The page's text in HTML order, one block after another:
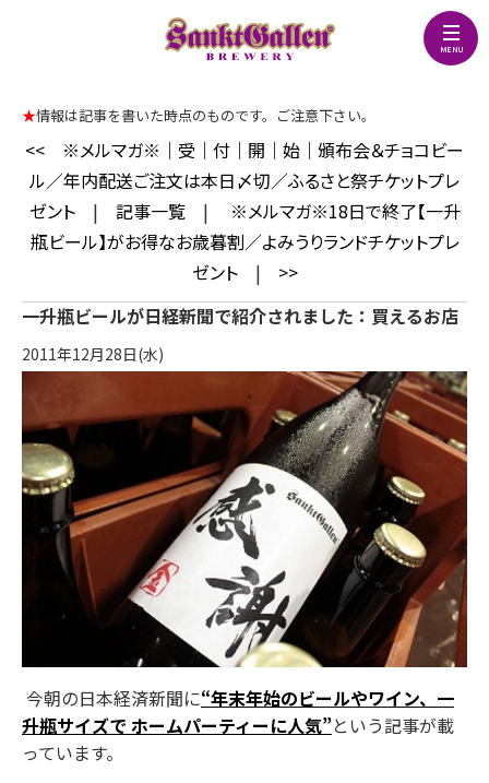
★情報は記事を書いた時点のものです。ご注意下さい。
<<
※メルマガ※｜受｜付｜開｜始｜頒布会＆チョコビー
ル／年内配送ご注文は本日〆切／ふるさと祭チケットプレ
ゼント| 記事一覧|
※メルマガ※18日で終了【一升
瓶ビール】がお得なお歳暮割／よみうりランドチケットプレ
ゼント| >>
一升瓶ビールが日経新聞で紹介されました：買えるお店
2011年12月28日(水)
今朝の日本経済新聞に“年末年始のビールやワイン、一
升瓶サイズで ホームパーティーに人気”という記事が載
っています。